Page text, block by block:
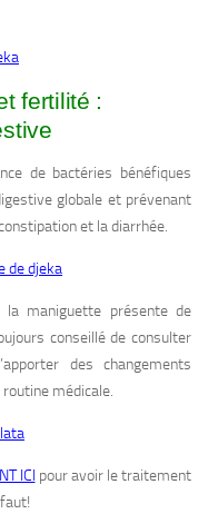
fertilité :
de bactéries bénéfiques
globale et prévenant
et la diarrhée.
de djeka
maniguette présente de
conseillé de consulter
des changements
médicale.
ICI pour avoir le traitement